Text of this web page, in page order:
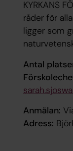
KYRKANS
råder för
ligger som
Antal
Anmälan:
Adress: